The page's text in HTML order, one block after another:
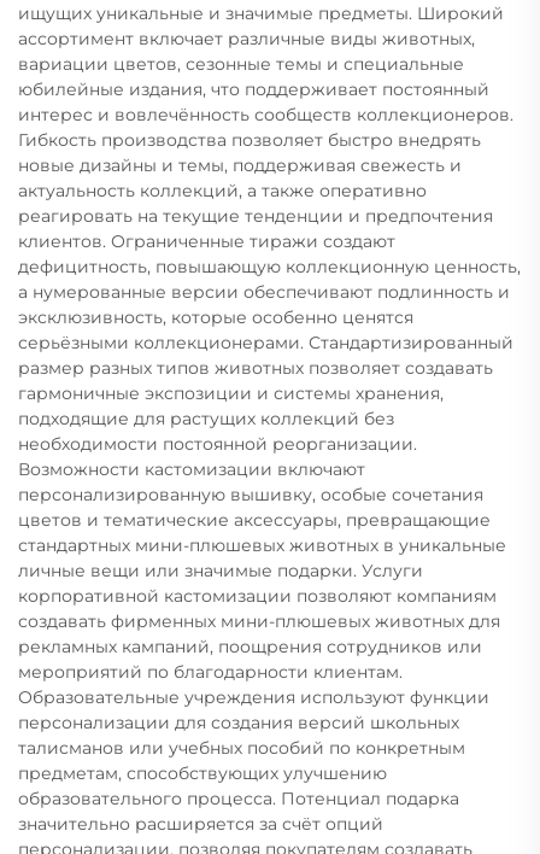
ищущих уникальные и значимые предметы. Широкий
ассортимент включает различные виды животных,
вариации цветов, сезонные темы и специальные
юбилейные издания, что поддерживает постоянный
интерес и вовлечённость сообществ коллекционеров.
Гибкость производства позволяет быстро внедрять
новые дизайны и темы, поддерживая свежесть и
актуальность коллекций, а также оперативно
реагировать на текущие тенденции и предпочтения
клиентов. Ограниченные тиражи создают
дефицитность, повышающую коллекционную ценность,
а нумерованные версии обеспечивают подлинность и
эксклюзивность, которые особенно ценятся
серьёзными коллекционерами. Стандартизированный
размер разных типов животных позволяет создавать
гармоничные экспозиции и системы хранения,
подходящие для растущих коллекций без
необходимости постоянной реорганизации.
Возможности кастомизации включают
персонализированную вышивку, особые сочетания
цветов и тематические аксессуары, превращающие
стандартных мини-плюшевых животных в уникальные
личные вещи или значимые подарки. Услуги
корпоративной кастомизации позволяют компаниям
создавать фирменных мини-плюшевых животных для
рекламных кампаний, поощрения сотрудников или
мероприятий по благодарности клиентам.
Образовательные учреждения используют функции
персонализации для создания версий школьных
талисманов или учебных пособий по конкретным
предметам, способствующих улучшению
образовательного процесса. Потенциал подарка
значительно расширяется за счёт опций
персонализации, позволяя покупателям создавать